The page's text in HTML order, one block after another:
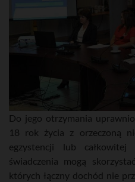
Do jego otrzymania
18 rok życia z orzeczoną
egzystencji lub
świadczenia mogą
których łączny dochód nie